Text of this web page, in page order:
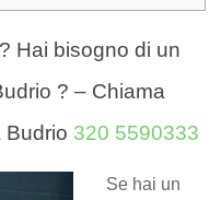
Hai bisogno di un
? – Chiama
Budrio 320 5590333
Se hai un